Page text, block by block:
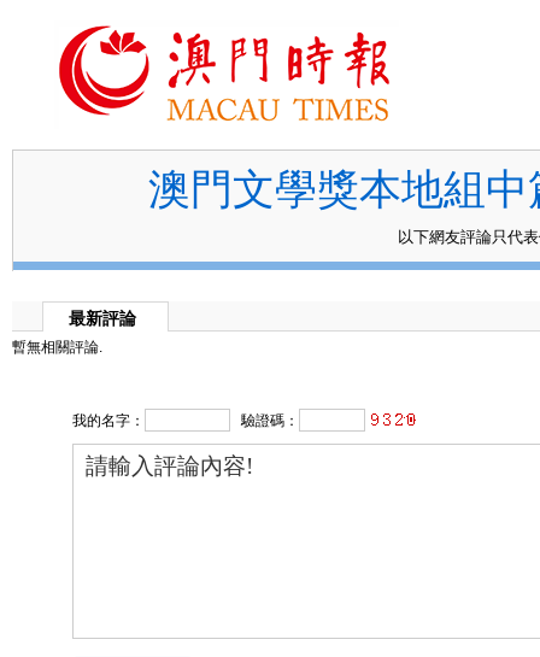
澳門文學獎本地組
以下網友評論只代
最新評論
暫無相關評論.
我的名字： 驗證碼：